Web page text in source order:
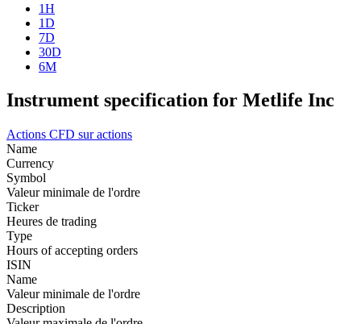
1H
1D
7D
30D
6M
Instrument specification for Metlife Inc
Actions CFD sur actions
Name
Currency
Symbol
Valeur minimale de l'ordre
Ticker
Heures de trading
Type
Hours of accepting orders
ISIN
Name
Valeur minimale de l'ordre
Description